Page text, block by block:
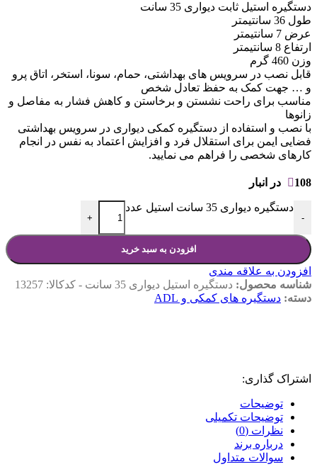
دستگیره استیل ثابت دیواری 35 سانت
طول 36 سانتیمتر
عرض 7 سانتیمتر
ارتفاع 8 سانتیمتر
وزن 460 گرم
قابل نصب در سرویس های بهداشتی، حمام، سونا، استخر، اتاق پرو
و … جهت کمک به حفظ تعادل شخص
مناسب برای راحت نشستن و برخاستن و کاهش فشار به مفاصل و
زانوها
با نصب و استفاده از دستگیره کمکی دیواری در سرویس بهداشتی
فضایی ایمن برای استقلال فرد و افزایش اعتماد به نفس در انجام
کارهای شخصی را فراهم می نمایید.
108 در انبار
-
دستگیره دیواری 35 سانت استیل عدد
+
افزودن به سبد خرید
افزودن به علاقه مندی
شناسه محصول: دستگیره استیل دیواری 35 سانت - کدکالا: 13257
دسته: دستگیره های کمکی و ADL
اشتراک گذاری:
توضیحات
توضیحات تکمیلی
نظرات (0)
درباره برند
سوالات متداول